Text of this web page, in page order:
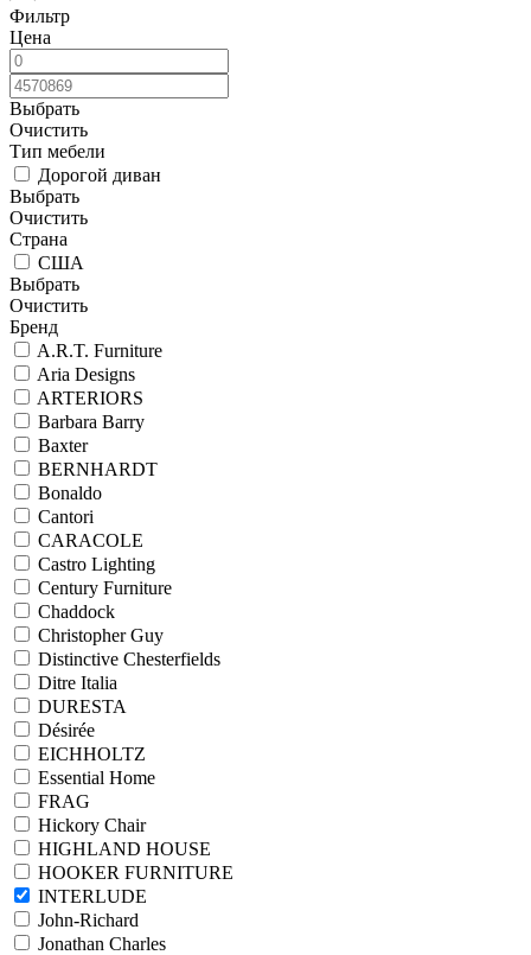
Фильтр
Цена
Выбрать
Очистить
Тип мебели
Дорогой диван
Выбрать
Очистить
Страна
США
Выбрать
Очистить
Бренд
A.R.T. Furniture
Aria Designs
ARTERIORS
Barbara Barry
Baxter
BERNHARDT
Bonaldo
Cantori
CARACOLE
Castro Lighting
Century Furniture
Chaddock
Christopher Guy
Distinctive Chesterfields
Ditre Italia
DURESTA
Désirée
EICHHOLTZ
Essential Home
FRAG
Hickory Chair
HIGHLAND HOUSE
HOOKER FURNITURE
INTERLUDE
John-Richard
Jonathan Charles